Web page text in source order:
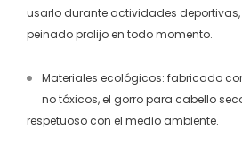
usarlo durante actividades
peinado prolijo en todo momento.
Materiales ecológicos: fabricado
no tóxicos, el gorro para cabello
respetuoso con el medio ambiente.